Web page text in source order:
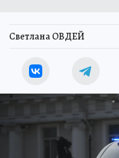
Светлана ОВДЕЙ